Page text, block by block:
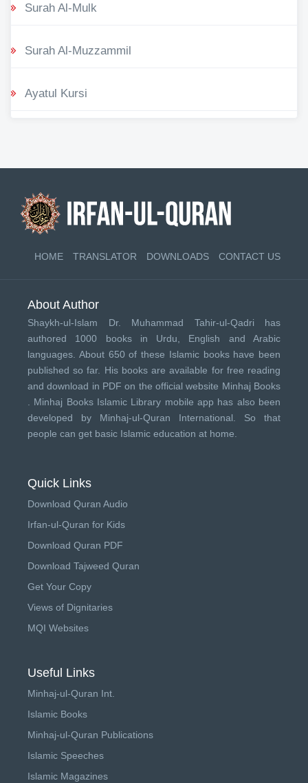
Surah Al-Mulk
Surah Al-Muzzammil
Ayatul Kursi
HOME TRANSLATOR DOWNLOADS CONTACT US
About Author
Shaykh-ul-Islam Dr. Muhammad Tahir-ul-Qadri has
authored 1000 books in Urdu, English and Arabic
languages. About 650 of these Islamic books have been
published so far. His books are available for free reading
and download in PDF on the official website Minhaj Books
Minhaj Books Islamic Library mobile app has also been
developed by Minhaj-ul-Quran International . So that
people can get basic Islamic education at home.
Quick Links
Download Quran Audio
Irfan-ul-Quran for Kids
Download Quran PDF
Download Tajweed Quran
Get Your Copy
Views of Dignitaries
MQI Websites
Useful Links
Minhaj-ul-Quran Int.
Islamic Books
Minhaj-ul-Quran Publications
Islamic Speeches
Islamic Magazines